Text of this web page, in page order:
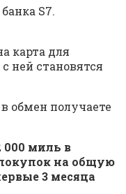
карта для
с ней становятся
обмен получаете
000 миль в
на общую
3 месяца